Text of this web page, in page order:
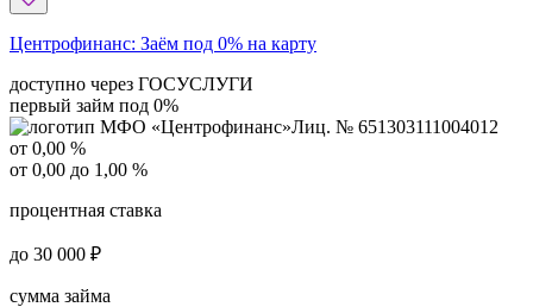
Центрофинанс: Заём под 0% на карту
доступно через ГОСУСЛУГИ
первый займ под 0%
Лиц. № 651303111004012
от 0,00 %
от 0,00 до 1,00 %
процентная ставка
до 30 000 ₽
сумма займа